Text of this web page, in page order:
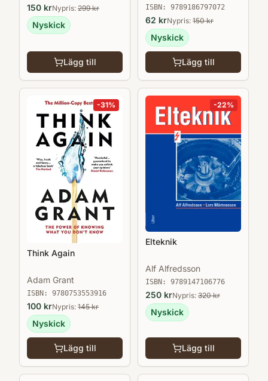
150 krNypris: 299kr
Nyskick
Lägg till
ISBN: 9789186797072
62 krNypris: 150kr
Nyskick
Lägg till
-31%
Think Again
Adam Grant
ISBN: 9780753553916
100 krNypris: 145kr
Nyskick
Lägg till
-22%
Elteknik
Alf Alfredsson
ISBN: 9789147106776
250 krNypris: 320kr
Nyskick
Lägg till